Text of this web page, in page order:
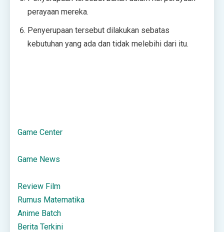
perayaan mereka.
Penyerupaan tersebut dilakukan sebatas
kebutuhan yang ada dan tidak melebihi dari itu.
Game Center
Game News
Review Film
Rumus Matematika
Anime Batch
Berita Terkini